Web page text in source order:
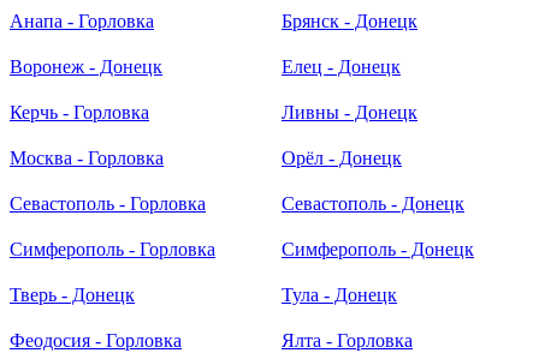
Анапа - Горловка
Брянск - Донецк
Воронеж - Донецк Елец - Донецк
Керчь - Горловка Ливны - Донецк
Москва - Горловка Орёл - Донецк
Севастополь - Горловка Севастополь - Донецк
Симферополь - Горловка Симферополь - Донецк
Тверь - Донецк Тула - Донецк
Феодосия - Горловка Ялта - Горловка